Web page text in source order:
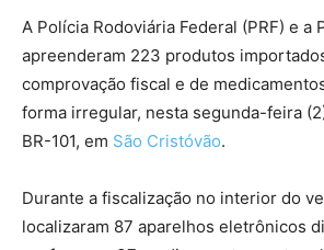
A Polícia Rodoviária Federal (PRF) e a
apreenderam 223 produtos
comprovação fiscal e de
forma irregular, nesta segunda-feira
BR-101, em São Cristóvão.
Durante a fiscalização no interior do
localizaram 87 aparelhos eletrônicos